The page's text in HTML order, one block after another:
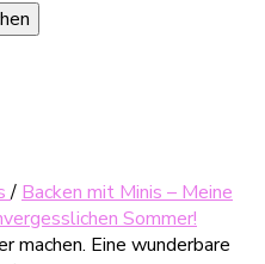
/ Backen mit Minis – Meine
Sommer!